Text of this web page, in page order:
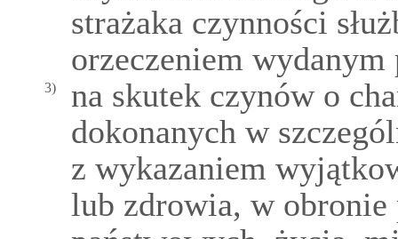
strażaka czynności
orzeczeniem
3)
na skutek czynów o
dokonanych w
z wykazaniem
lub zdrowia, w obronie